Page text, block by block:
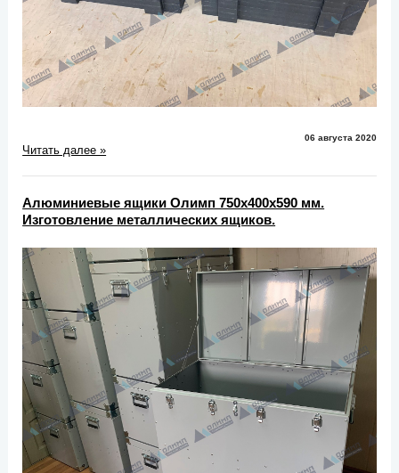
06 августа 2020
Читать далее »
Алюминиевые ящики Олимп 750х400х590 мм.
Изготовление металлических ящиков.